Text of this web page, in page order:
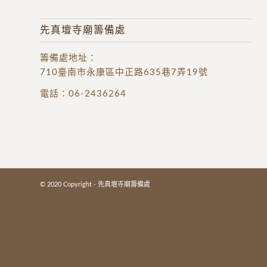
先真壇寺廟籌備處
籌備處地址 ：
710臺南市永康區中正路635巷7弄19號
電話： 06-2436264
© 2020 Copyright - 先真壇寺廟籌備處